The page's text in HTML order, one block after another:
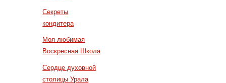
Секреты
кондитера
Моя любимая
Воскресная Школа
Сердце духовной
столицы Урала